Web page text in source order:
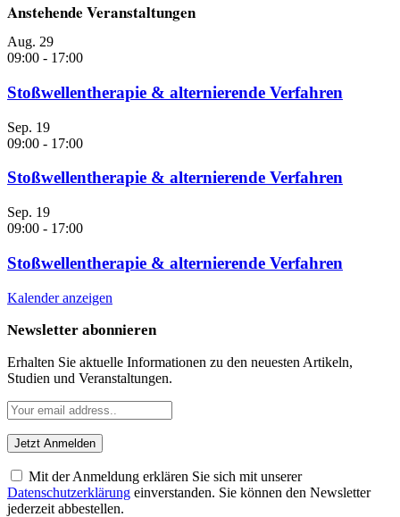
Anstehende Veranstaltungen
Aug. 29
09:00 - 17:00
Stoßwellentherapie & alternierende Verfahren
Sep. 19
09:00 - 17:00
Stoßwellentherapie & alternierende Verfahren
Sep. 19
09:00 - 17:00
Stoßwellentherapie & alternierende Verfahren
Kalender anzeigen
Newsletter abonnieren
Erhalten Sie aktuelle Informationen zu den neuesten Artikeln,
Studien und Veranstaltungen.
Mit der Anmeldung erklären Sie sich mit unserer
Datenschutzerklärung einverstanden. Sie können den Newsletter
jederzeit abbestellen.